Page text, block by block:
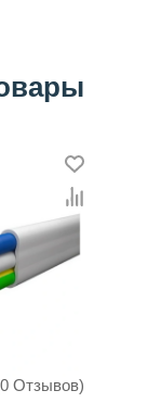
Отзывов)